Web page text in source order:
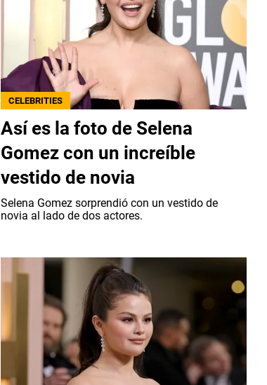
CELEBRITIES
Así es la foto de Selena
Gomez con un increíble
vestido de novia
Selena Gomez sorprendió con un vestido de
novia al lado de dos actores.